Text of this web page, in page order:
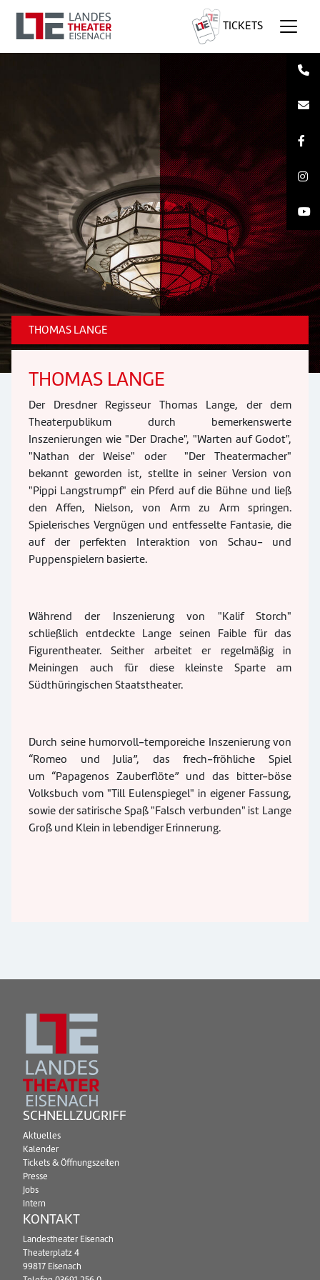
TICKETS
THOMAS LANGE
THOMAS LANGE
Der Dresdner Regisseur Thomas Lange, der dem
Theaterpublikum durch bemerkenswerte
Inszenierungen wie "Der Drache", "Warten auf Godot",
"Nathan der Weise" oder "Der Theatermacher"
bekannt geworden ist, stellte in seiner Version von
"Pippi Langstrumpf" ein Pferd auf die Bühne und ließ
den Affen, Nielson, von Arm zu Arm springen.
Spielerisches Vergnügen und entfesselte Fantasie, die
auf der perfekten Interaktion von Schau- und
Puppenspielern basierte.
Während der Inszenierung von "Kalif Storch"
schließlich entdeckte Lange seinen Faible für das
Figurentheater. Seither arbeitet er regelmäßig in
Meiningen auch für diese kleinste Sparte am
Südthüringischen Staatstheater.
Durch seine humorvoll-temporeiche Inszenierung von
“Romeo und Julia”, das frech-fröhliche Spiel
um “Papagenos Zauberflöte” und das bitter-böse
Volksbuch vom "Till Eulenspiegel" in eigener Fassung,
sowie der satirische Spaß "Falsch verbunden" ist Lange
Groß und Klein in lebendiger Erinnerung.
SCHNELLZUGRIFF
Aktuelles
Kalender
Tickets & Öffnungszeiten
Presse
Jobs
Intern
KONTAKT
Landestheater Eisenach
Theaterplatz 4
99817 Eisenach